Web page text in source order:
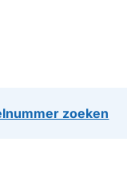
zoeken